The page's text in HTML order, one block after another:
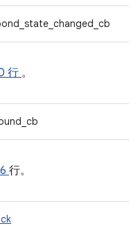
行 。
行。